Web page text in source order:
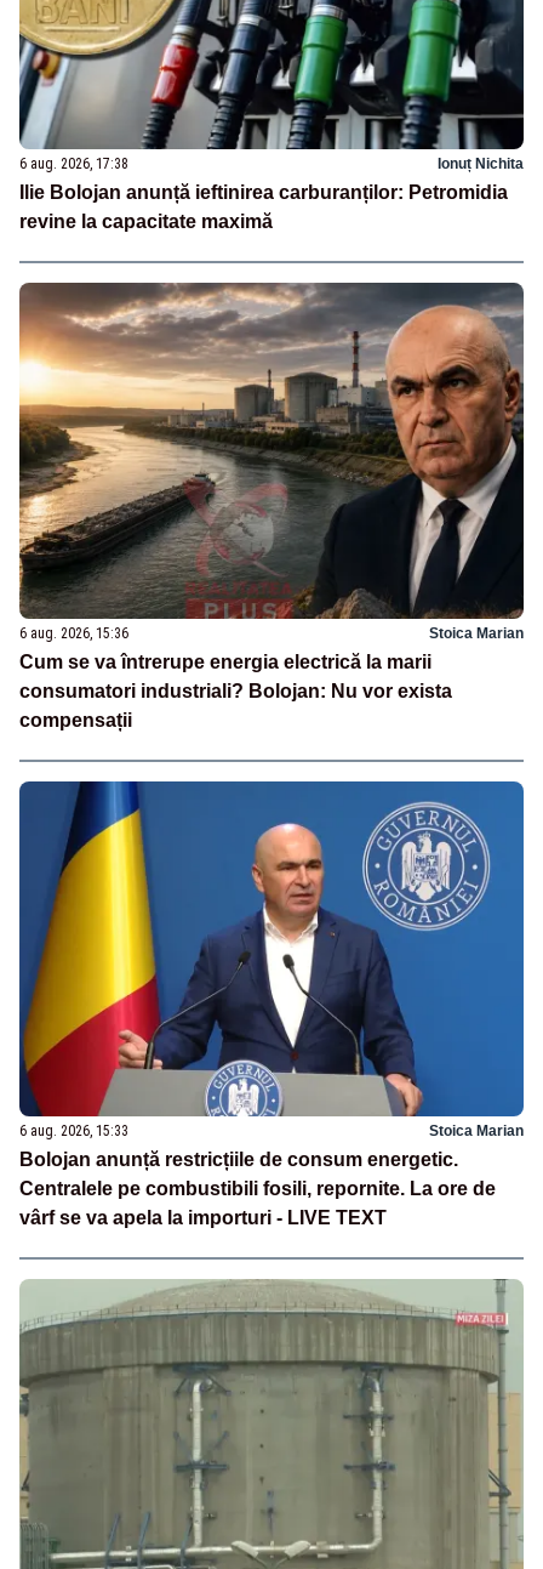
6 aug. 2026, 17:38 Ionuț Nichita
Ilie Bolojan anunță ieftinirea carburanților: Petromidia
revine la capacitate maximă
6 aug. 2026, 15:36 Stoica Marian
Cum se va întrerupe energia electrică la marii
consumatori industriali? Bolojan: Nu vor exista
compensații
6 aug. 2026, 15:33 Stoica Marian
Bolojan anunță restricțiile de consum energetic.
Centralele pe combustibili fosili, repornite. La ore de
vârf se va apela la importuri - LIVE TEXT